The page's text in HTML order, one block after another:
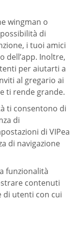
wingman o
di
i tuoi amici
dell’app. Inoltre,
per aiutarti a
al gregario ai
ti rende grande.
ti consentono di
di
di VIPea
di navigazione
funzionalità
contenuti
di utenti con cui